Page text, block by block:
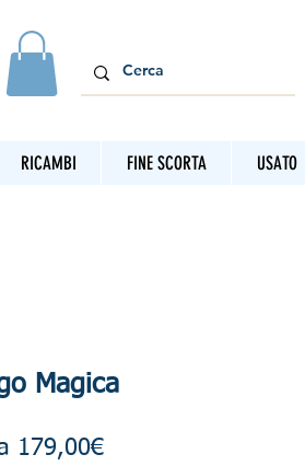
RICAMBI FINE SCORTA USATO
Magica
179,00€Prezzo